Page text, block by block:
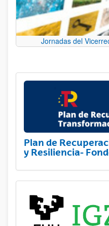
Jornadas del
Plan de
y Resiliencia-